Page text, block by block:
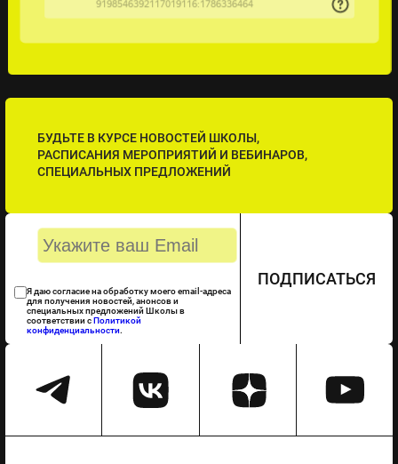
БУДЬТЕ В КУРСЕ НОВОСТЕЙ ШКОЛЫ,
РАСПИСАНИЯ МЕРОПРИЯТИЙ И ВЕБИНАРОВ,
СПЕЦИАЛЬНЫХ ПРЕДЛОЖЕНИЙ
Я даю согласие на обработку моего email-адреса
для получения новостей, анонсов и
специальных предложений Школы в
соответствии с Политикой
конфиденциальности.
ПОДПИСАТЬСЯ